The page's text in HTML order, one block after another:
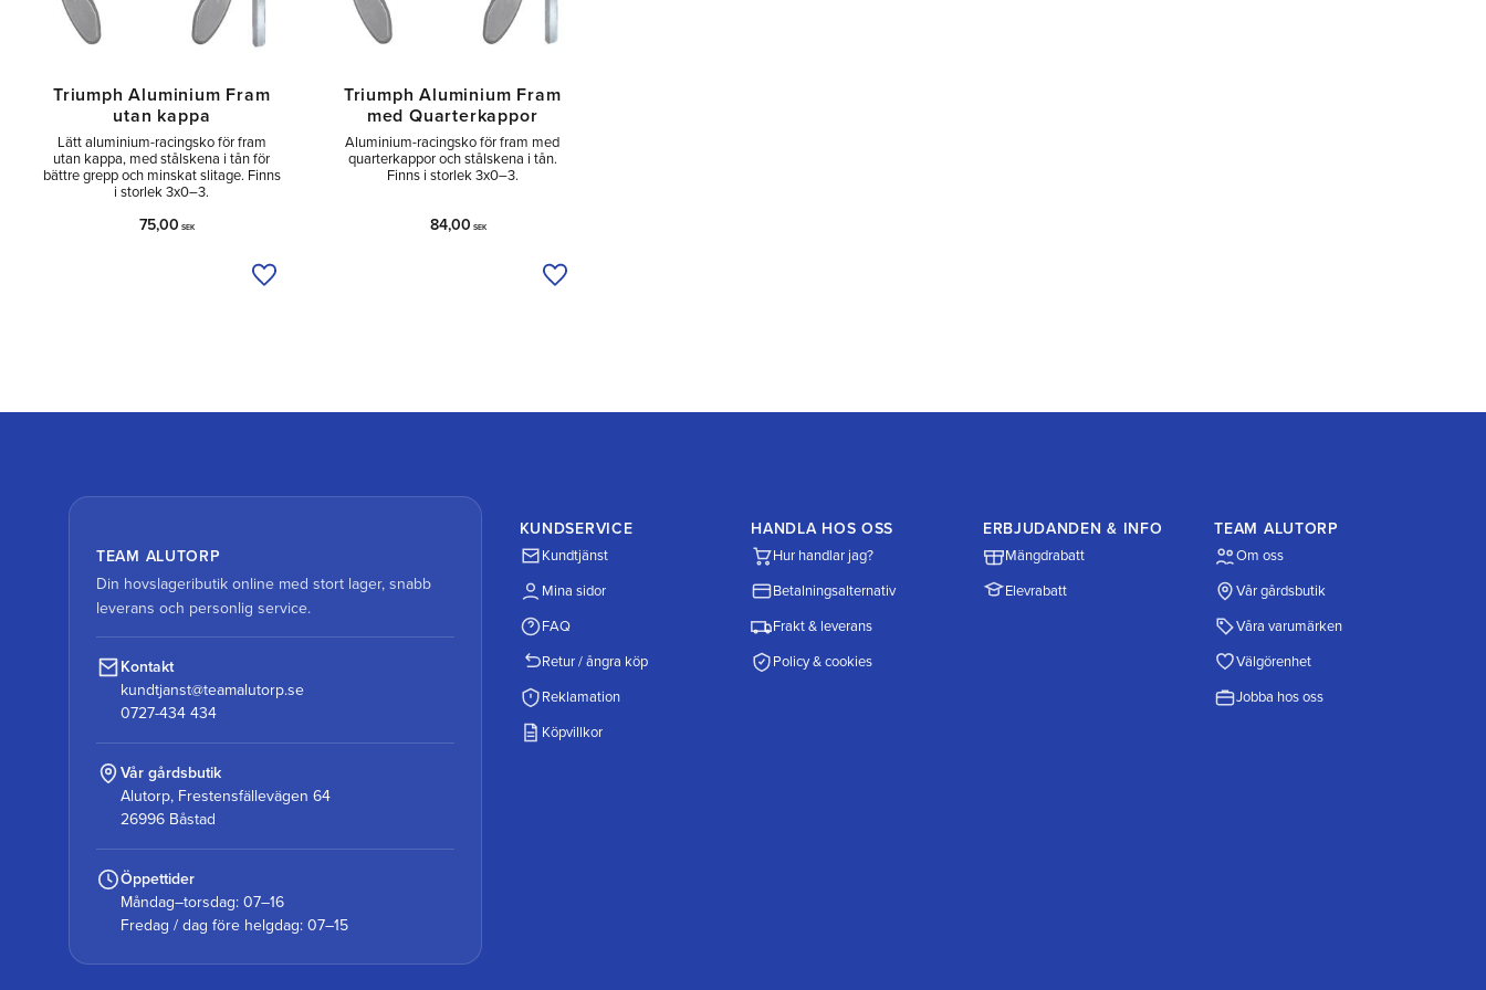
Triumph Aluminium Fram
utan kappa
Lätt aluminium-racingsko för fram
utan kappa, med stålskena i tån för
bättre grepp och minskat slitage. Finns
i storlek 3x0–3.
75,00 SEK
Lägg till i önskelista
Triumph Aluminium Fram
med Quarterkappor
Aluminium-racingsko för fram med
quarterkappor och stålskena i tån.
Finns i storlek 3x0–3.
84,00 SEK
Lägg till i önskelista
TEAM ALUTORP
Din hovslageributik online med stort lager, snabb
leverans och personlig service.
Kontakt
kundtjanst@teamalutorp.se
0727-434 434
Vår gårdsbutik
Alutorp, Frestensfällevägen 64
26996 Båstad
Öppettider
Måndag–torsdag: 07–16
Fredag / dag före helgdag: 07–15
KUNDSERVICE
Kundtjänst
Mina sidor
FAQ
Retur / ångra köp
Reklamation
Köpvillkor
HANDLA HOS OSS
Hur handlar jag?
Betalningsalternativ
Frakt & leverans
Policy & cookies
ERBJUDANDEN & INFO
Mängdrabatt
Elevrabatt
TEAM ALUTORP
Om oss
Vår gårdsbutik
Våra varumärken
Välgörenhet
Jobba hos oss